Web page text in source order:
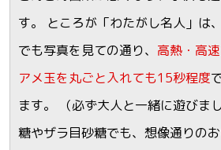
す。 ところが「わたがし名人」は
でも写真を見ての通り、 高熱・高速
アメ玉を丸ごと入れても15秒程度
ます。 （必ず大人と一緒に遊びま
糖やザラ目砂糖でも、想像通りの